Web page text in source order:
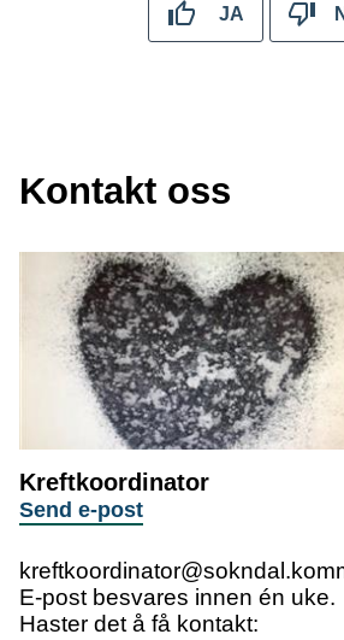
JA
Kontakt oss
Kreftkoordinator
Send e-posttil
Kreftkoordinator
E-post besvares innen én uke.
Haster det å få kontakt: